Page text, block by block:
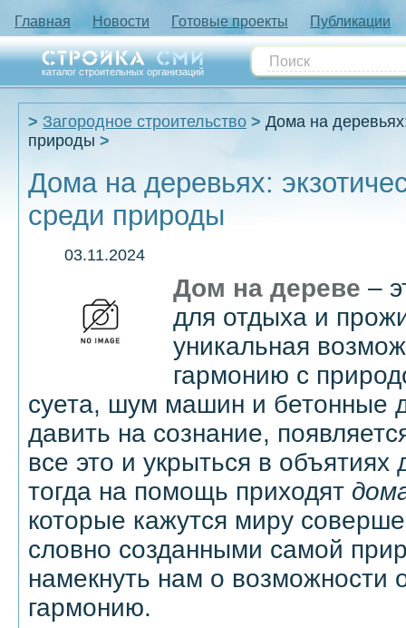
Главная Новости Готовые проекты Публикации
каталог строительных организаций
Загородное строительство
Дома на
природы
Дома на деревьях:
среди природы
03.11.2024
Дом на дереве –
для отдыха и
уникальная
гармонию с
суета, шум машин и бетонные
давить на сознание,
все это и укрыться в
тогда на помощь приходят
которые кажутся миру
словно созданными самой
намекнуть нам о возможности
гармонию.